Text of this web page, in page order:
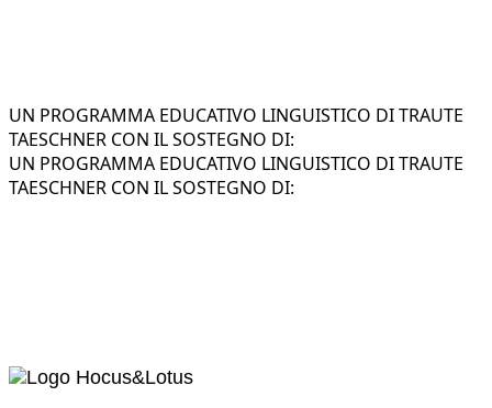
UN PROGRAMMA EDUCATIVO LINGUISTICO DI TRAUTE
TAESCHNER CON IL SOSTEGNO DI:
UN PROGRAMMA EDUCATIVO LINGUISTICO DI TRAUTE
TAESCHNER CON IL SOSTEGNO DI: